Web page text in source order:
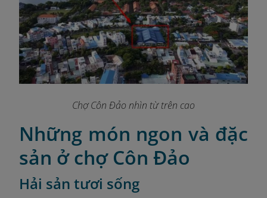
Chợ Côn Đảo nhìn từ trên cao
Những món ngon và đặc
sản ở chợ Côn Đảo
Hải sản tươi sống